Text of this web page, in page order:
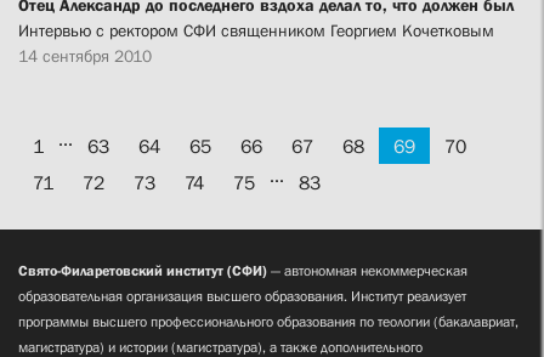
Отец Александр до последнего вздоха делал то, что должен был
Интервью с ректором СФИ священником Георгием Кочетковым
14 сентября 2010
1 ... 63 64 65 66 67 68 69
70
71
72 73 74 75 ... 83
Свято-Филаретовский институт (СФИ) — автономная некоммерческая
образовательная организация высшего образования. Институт реализует
программы высшего профессионального образования по теологии (бакалавриат,
магистратура) и истории (магистратура), а также дополнительного